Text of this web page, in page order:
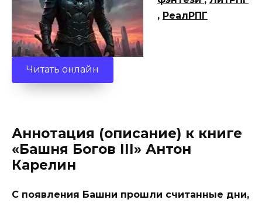
, РеалРПГ
Читать онлайн
Аннотация (описание) к книге
«Башня Богов III» Антон
Карелин
С появления Башни прошли считанные дни,